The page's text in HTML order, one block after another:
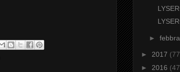
►
► 2017
► 2016